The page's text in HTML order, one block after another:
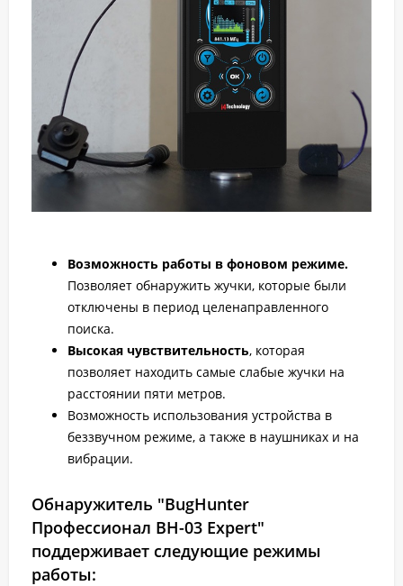
Возможность работы в фоновом режиме.
Позволяет обнаружить жучки, которые были
отключены в период целенаправленного
поиска.
Высокая чувствительность, которая
позволяет находить самые слабые жучки на
расстоянии пяти метров.
Возможность использования устройства в
беззвучном режиме, а также в наушниках и на
вибрации.
Обнаружитель "BugHunter
Профессионал BH-03 Expert"
поддерживает следующие режимы
работы: